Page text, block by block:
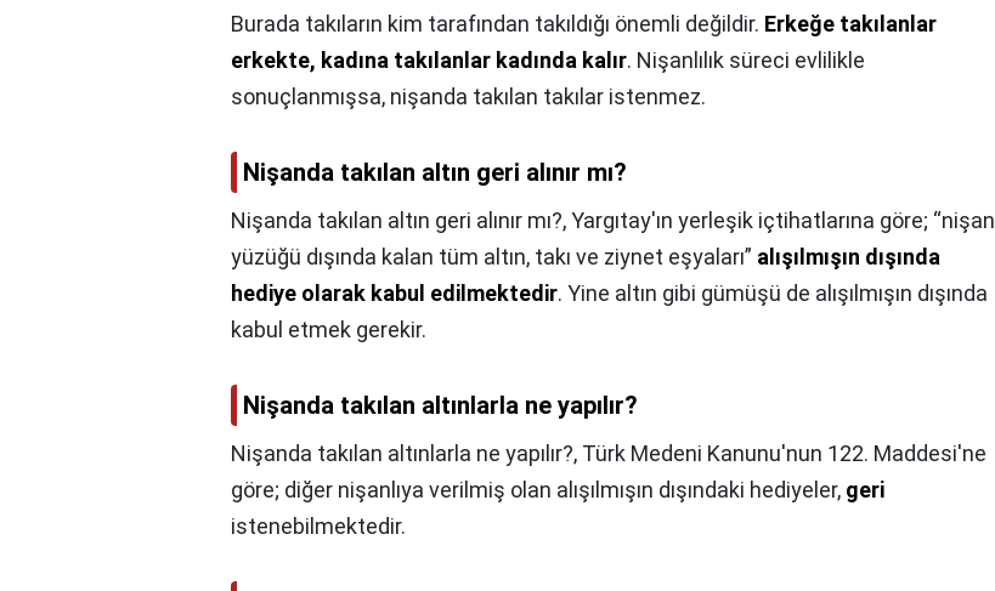
Burada takıların kim tarafından takıldığı önemli değildir. Erkeğe takılanlar
erkekte, kadına takılanlar kadında kalır. Nişanlılık süreci evlilikle
sonuçlanmışsa, nişanda takılan takılar istenmez.
Nişanda takılan altın geri alınır mı?
Nişanda takılan altın geri alınır mı?,Yargıtay'ın yerleşik içtihatlarına göre; “nişan
yüzüğü dışında kalan tüm altın, takı ve ziynet eşyaları” alışılmışın dışında
hediye olarak kabul edilmektedir. Yine altın gibi gümüşü de alışılmışın dışında
kabul etmek gerekir.
Nişanda takılan altınlarla ne yapılır?
Nişanda takılan altınlarla ne yapılır?, Türk Medeni Kanunu'nun 122. Maddesi'ne
göre; diğer nişanlıya verilmiş olan alışılmışın dışındaki hediyeler, geri
istenebilmektedir.